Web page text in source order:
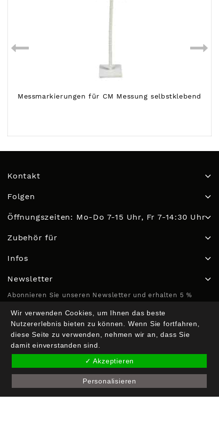
Messmarkierungen für CM Messung selbstklebend
Kontakt
Folgen
Öffnungszeiten: Mo-Do 7-15 Uhr, Fr 7-14:30 Uhr
Zubehör für
Infos
Newsletter
Abonnieren Sie unseren Newsletter und erhalten 5 %
Copyright © 2026 Crak Blocker GmbH
Wir verwenden Cookies, um Ihnen das beste
Nutzererlebnis bieten zu können. Wenn Sie fortfahren,
diese Seite zu verwenden, nehmen wir an, dass Sie
damit einverstanden sind.
✓ Akzeptieren
Personalisieren